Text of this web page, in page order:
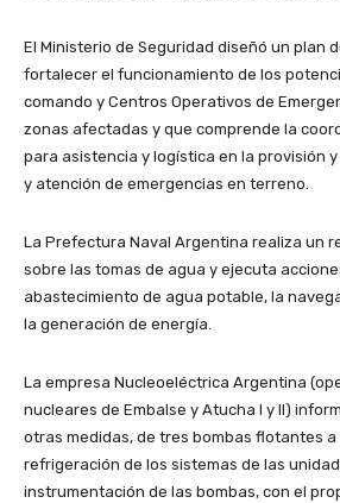
El Ministerio de Seguridad diseñó un plan
fortalecer el funcionamiento de los
comando y Centros Operativos de
zonas afectadas y que comprende la
para asistencia y logística en la provisión
y atención de emergencias en terreno.
La Prefectura Naval Argentina realiza un
sobre las tomas de agua y ejecuta
abastecimiento de agua potable, la
la generación de energía.
La empresa Nucleoeléctrica Argentina
nucleares de Embalse y Atucha I y II)
otras medidas, de tres bombas flotantes a
refrigeración de los sistemas de las
instrumentación de las bombas, con el